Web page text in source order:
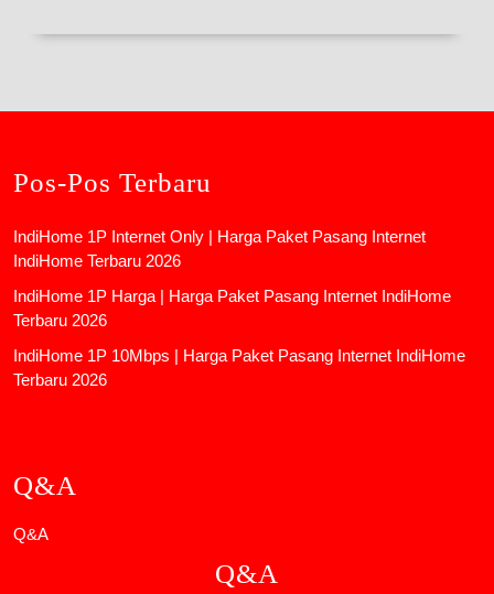
Pos-Pos Terbaru
IndiHome 1P Internet Only | Harga Paket Pasang Internet
IndiHome Terbaru 2026
IndiHome 1P Harga | Harga Paket Pasang Internet IndiHome
Terbaru 2026
IndiHome 1P 10Mbps | Harga Paket Pasang Internet IndiHome
Terbaru 2026
Q&A
Q&A
Q&A